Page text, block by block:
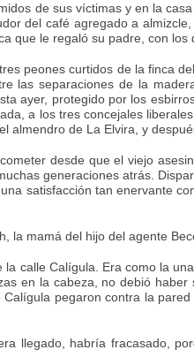
de sus víctimas y en la
del café agregado a
que le regaló su padre, con
peones curtidos de la finca
las separaciones de la
ayer, protegido por los
a los tres concejales
almendro de La Elvira, y
desde que el viejo
generaciones atrás.
satisfacción tan enervante
la mamá del hijo del agente
calle Calígula. Era como la
en la cabeza, no debió
pegaron contra la
llegado, habría fracasado,